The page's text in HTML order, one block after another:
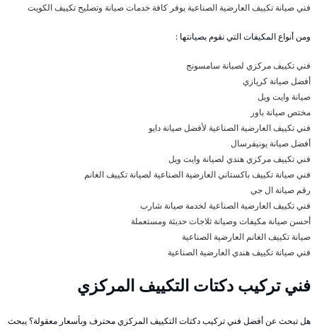
فني صيانة تكييف العارضية الصناعية يوفر كافة خدمات صيانة وتصليح تكييف الكويت
ومن أنواع المكيفات التي نقوم بصيانتها :
فني تكييف مركزي لصيانة سامسونج
أفضل صيانة كريازي
صيانة وايت ويل
مختص صيانة باور
فني تكييف العارضية الصناعية لأفضل صيانة دايو
أفضل صيانة يونيفرسال
فني تكييف مركزي هندي لصيانة وايت ويل
فني صيانة تكييف باكستاني العارضية الصناعية لصيانة تكييف الغانم
رقم صيانة ال جي
فني تكييف العارضية الصناعية لخدمة صيانة شارب
أحسن صيانة مكيفات وصيانة ثلاجات حديثة ومستعملة
صيانة تكييف الغانم العارضية الصناعية
فني صيانة تكييف هندي العارضية الصناعية
فني تركيب دكتات التكييف المركزي
هل تبحث عن أفضل فني تركيب دكتات التكييف المركزي محترف وبأسعار معقولة؟ يبحث